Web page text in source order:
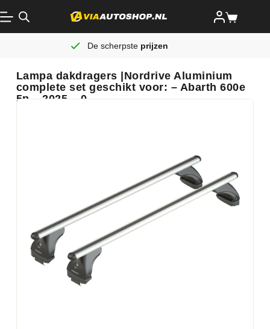
De scherpste prijzen
Lampa dakdragers |Nordrive Aluminium
complete set geschikt voor: – Abarth 600e
5p – 2025 – 0